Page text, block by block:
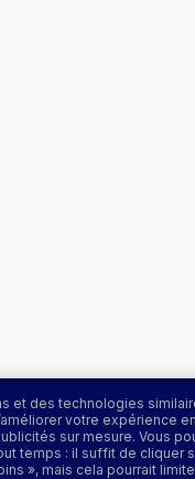
et des technologies
votre expérience
sur mesure. Vous
temps : il suffit de cliquer
», mais cela pourrait